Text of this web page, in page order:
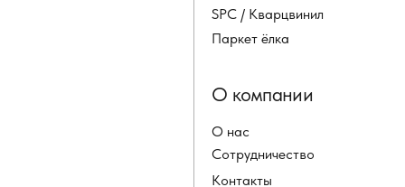
SPC / Кварцвинил
Паркет ёлка
О нас
Сотрудничество
Контакты
О компании